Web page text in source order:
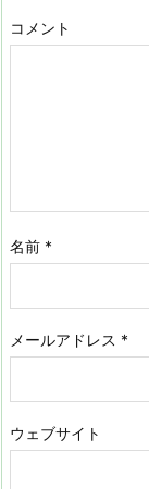
コメント
名前 *
メールアドレス *
ウェブサイト